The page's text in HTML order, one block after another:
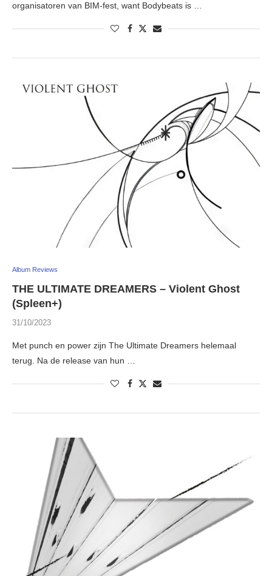
organisatoren van BIM-fest, want Bodybeats is …
Album Reviews
THE ULTIMATE DREAMERS – Violent Ghost
(Spleen+)
31/10/2023
Met punch en power zijn The Ultimate Dreamers helemaal
terug. Na de release van hun …